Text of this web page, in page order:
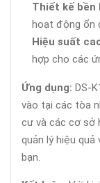
Thiết kế bền
hoạt động ổn
Hiệu suất
hợp cho các
Ứng dụng: DS-
vào tại các tòa
cư và các cơ sở
quản lý hiệu
bạn.